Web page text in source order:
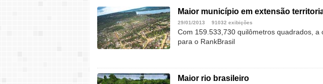
Maior município em extensão
29/01/2013 91032 exibições
Com 159.533,730 quilômetros quadrados, a
para o RankBrasil
Maior rio brasileiro